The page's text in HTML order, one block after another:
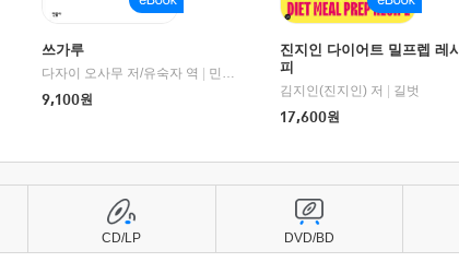
|
교보문고
쓰가루
다자이 오사무 저/유숙자 역
민음사
9,100원
진지인 다이어트 밀프렙 레시
피
김지인(진지인) 저
길벗
17,600원
CD/LP DVD/BD